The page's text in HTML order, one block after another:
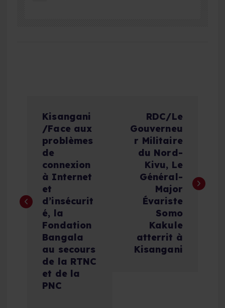
g
Kisangani
/Face aux
problèmes
de
connexion
à Internet
et
d’insécurit
é, la
Fondation
Bangala
au secours
de la RTNC
et de la
PNC
RDC/Le
Gouverneu
r Militaire
du Nord-
Kivu, Le
Général-
Major
Évariste
Somo
Kakule
atterrit à
Kisangani